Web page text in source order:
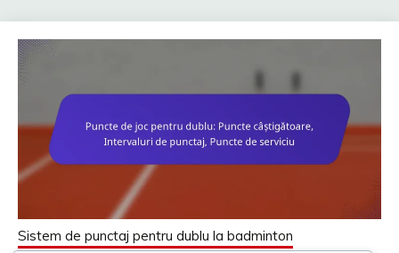
Sistem de punctaj pentru dublu la badminton